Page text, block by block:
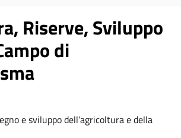
Riserve, Sviluppo
di
e sviluppo dell’agricoltura e della